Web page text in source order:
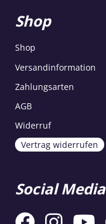
Shop
Shop
Versandinformation
Zahlungsarten
AGB
Widerruf
Vertrag widerrufen
Social Media